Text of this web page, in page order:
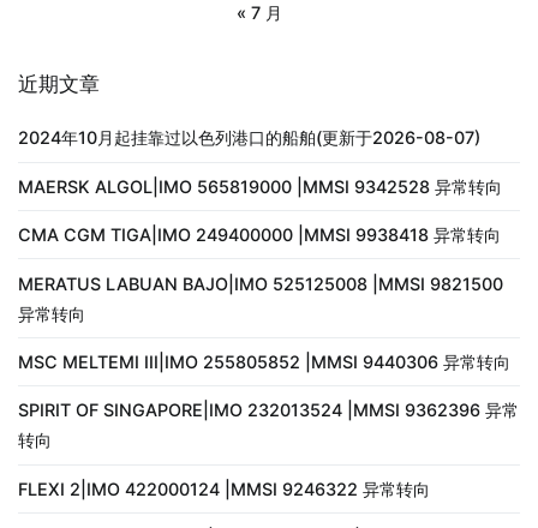
« 7 月
近期文章
2024年10月起挂靠过以色列港口的船舶(更新于2026-08-07)
MAERSK ALGOL|IMO 565819000 |MMSI 9342528 异常转向
CMA CGM TIGA|IMO 249400000 |MMSI 9938418 异常转向
MERATUS LABUAN BAJO|IMO 525125008 |MMSI 9821500
异常转向
MSC MELTEMI III|IMO 255805852 |MMSI 9440306 异常转向
SPIRIT OF SINGAPORE|IMO 232013524 |MMSI 9362396 异常
转向
FLEXI 2|IMO 422000124 |MMSI 9246322 异常转向